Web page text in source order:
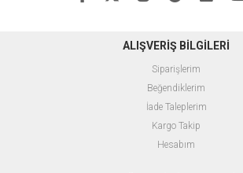
ALIŞVERİŞ BİLGİLERİ
Siparişlerim
Beğendiklerim
İade Taleplerim
Kargo Takip
Hesabım